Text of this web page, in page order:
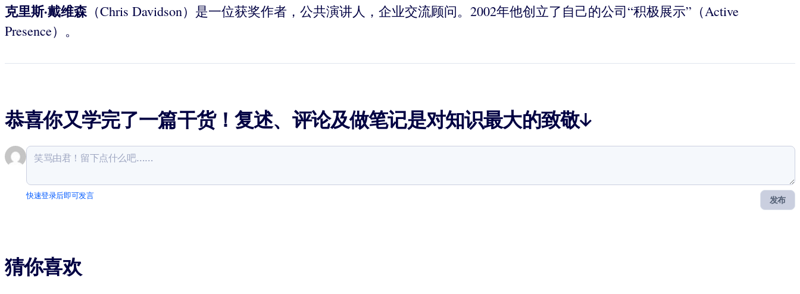
克里斯·戴维森 （Chris Davidson）是一位获奖作者，公共演讲人，企业交流顾问。2002年他创立了自己的公司“积极展示”（Active
Presence）。
恭喜你又学完了一篇干货！复述、评论及做笔记是对知识最大的致敬↓
发布
快速登录后即可发言
猜你喜欢